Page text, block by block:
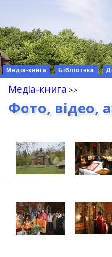
Медіа-книга Бібліотека
Медіа-книга
Фото, відео,